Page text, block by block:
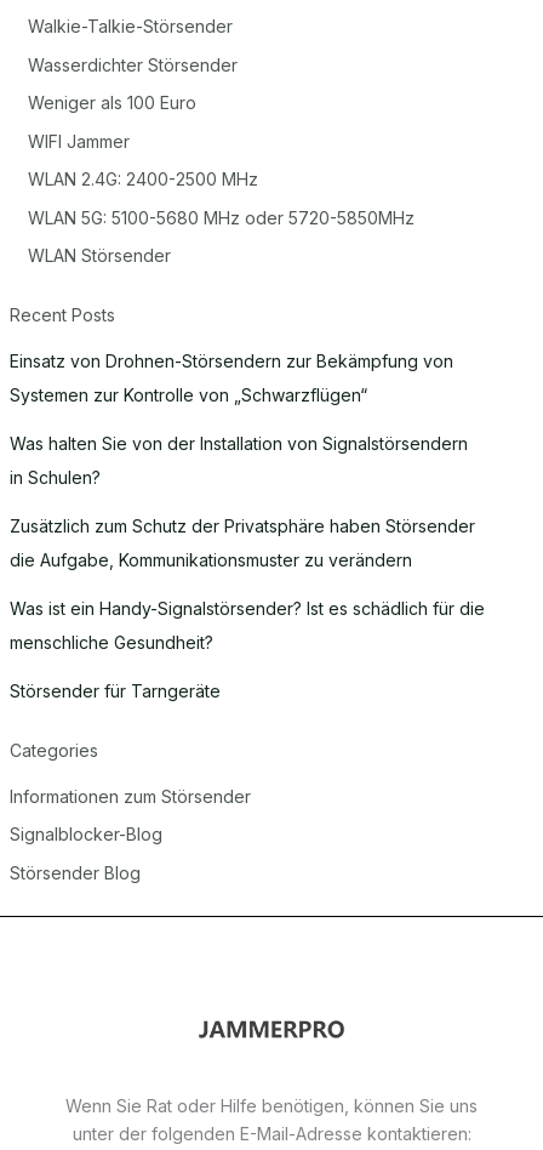
Walkie-Talkie-Störsender
Wasserdichter Störsender
Weniger als 100 Euro
WIFI Jammer
WLAN 2.4G: 2400-2500 MHz
WLAN 5G: 5100-5680 MHz oder 5720-5850MHz
WLAN Störsender
Recent Posts
Einsatz von Drohnen-Störsendern zur Bekämpfung von
Systemen zur Kontrolle von „Schwarzflügen“
Was halten Sie von der Installation von Signalstörsendern
in Schulen?
Zusätzlich zum Schutz der Privatsphäre haben Störsender
die Aufgabe, Kommunikationsmuster zu verändern
Was ist ein Handy-Signalstörsender? Ist es schädlich für die
menschliche Gesundheit?
Störsender für Tarngeräte
Categories
Informationen zum Störsender
Signalblocker-Blog
Störsender Blog
Wenn Sie Rat oder Hilfe benötigen, können Sie uns
unter der folgenden E-Mail-Adresse kontaktieren: